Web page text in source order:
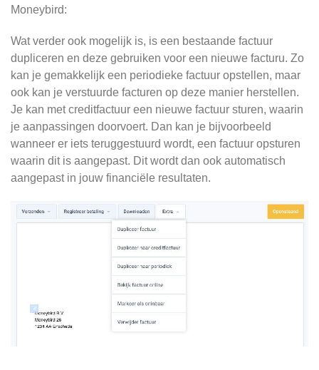
Moneybird:
Wat verder ook mogelijk is, is een bestaande factuur
dupliceren en deze gebruiken voor een nieuwe facturu. Zo
kan je gemakkelijk een periodieke factuur opstellen, maar
ook kan je verstuurde facturen op deze manier herstellen.
Je kan met creditfactuur een nieuwe factuur sturen, waarin
je aanpassingen doorvoert. Dan kan je bijvoorbeeld
wanneer er iets teruggestuurd wordt, een factuur opsturen
waarin dit is aangepast. Dit wordt dan ook automatisch
aangepast in jouw financiële resultaten.